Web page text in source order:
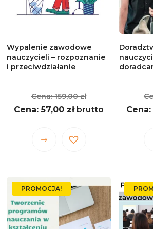
stronie
Wypalenie zawodowe
nauczycieli – rozpoznanie
i przeciwdziałanie
159,00złPierwotna
cena
57,00 złAktualna
wynosi:
brutto
Ten
wiele
wariantów.
Opcje
można
PROMOCJA!